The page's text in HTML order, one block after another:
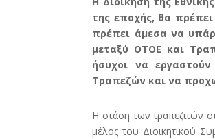
της εποχής, θα
πρέπει άμεσα να
μεταξύ ΟΤΟΕ και
ήσυχοι να
Τραπεζών και να
Η στάση των τραπεζιτών
μέλος του Διοικητικού